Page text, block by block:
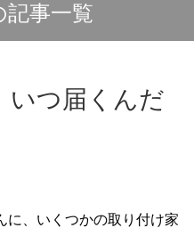
記事一覧
いつ届くんだ
、いくつかの取り付け家